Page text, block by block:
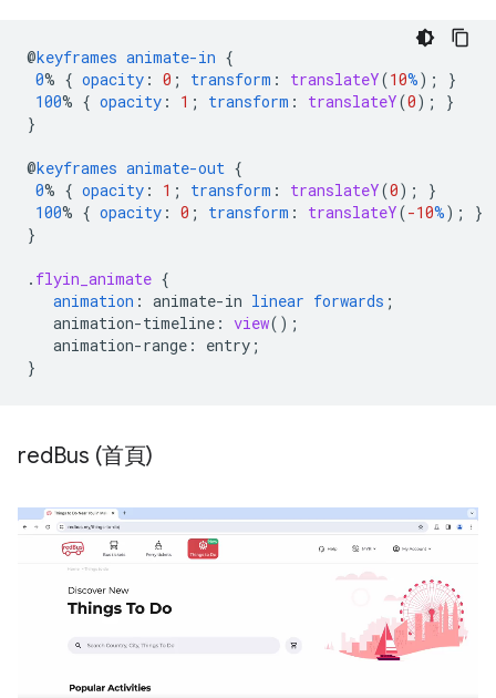
@keyframes animate-in {
0% { opacity : 0 ; transform : translateY(10%);
}
100% { opacity : 1 ; transform : translateY(0);
}
}
@keyframes animate-out {
0% { opacity : 1 ; transform : translateY(0);
}
100% { opacity : 0 ; transform : translateY(-10%);
}
}
. flyin_animate {
animation : animate-in linear forwards ;
animation-timeline : view();
animation-range : entry ;
}
redBus (首頁)